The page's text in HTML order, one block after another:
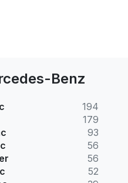
Benz
194
179
93
56
56
52